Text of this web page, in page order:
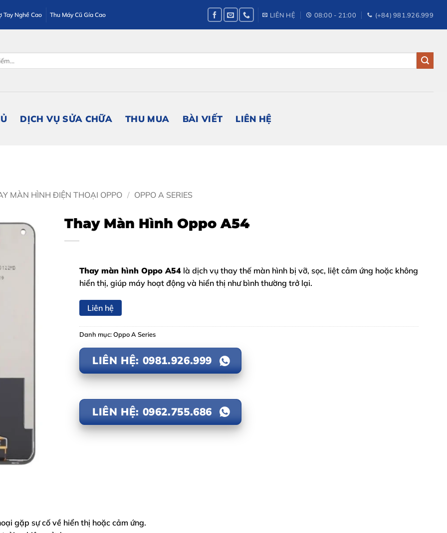
Tay Nghề Cao Thu Máy Cũ Gía Cao LIÊN HỆ 08:00 - 21:00 (+84) 981.926.999
DỊCH VỤ SỬA CHỮA THU MUA BÀI VIẾT LIÊN HỆ
MÀN HÌNH ĐIỆN THOẠI OPPO / OPPO A SERIES
Thay Màn Hình Oppo A54
Thay màn hình Oppo A54 là dịch vụ thay thế màn hình bị vỡ, sọc, liệt cảm ứng hoặc không
hiển thị, giúp máy hoạt động và hiển thị như bình thường trở lại.
Liên hệ
Danh mục:Oppo A Series
LIÊN HỆ: 0981.926.999
LIÊN HỆ: 0962.755.686
gặp sự cố về hiển thị hoặc cảm ứng.